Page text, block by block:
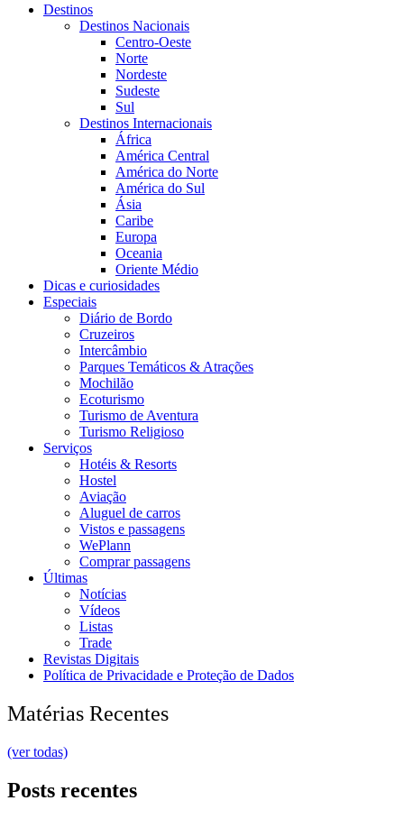
Destinos
Destinos Nacionais
Centro-Oeste
Norte
Nordeste
Sudeste
Sul
Destinos Internacionais
África
América Central
América do Norte
América do Sul
Ásia
Caribe
Europa
Oceania
Oriente Médio
Dicas e curiosidades
Especiais
Diário de Bordo
Cruzeiros
Intercâmbio
Parques Temáticos & Atrações
Mochilão
Ecoturismo
Turismo de Aventura
Turismo Religioso
Serviços
Hotéis & Resorts
Hostel
Aviação
Aluguel de carros
Vistos e passagens
WePlann
Comprar passagens
Últimas
Notícias
Vídeos
Listas
Trade
Revistas Digitais
Política de Privacidade e Proteção de Dados
Matérias Recentes
(ver todas)
Posts recentes